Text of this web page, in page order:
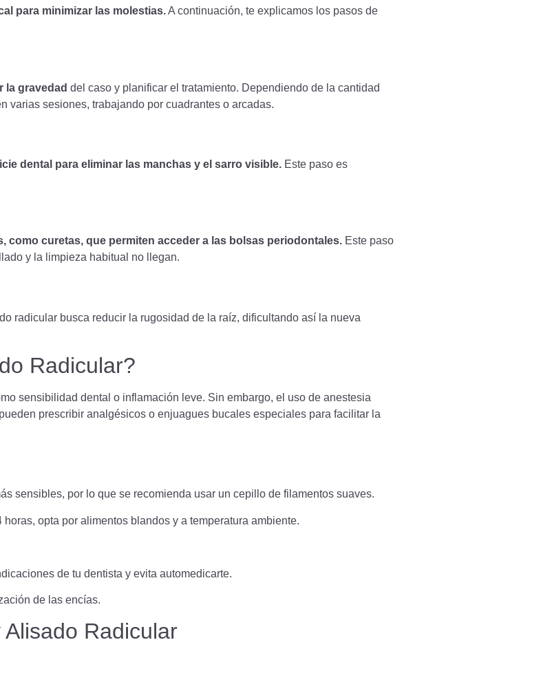
para minimizar las molestias.A continuación, te explicamos los pasos de
la gravedad del caso y planificar el tratamiento. Dependiendo de la cantidad
varias sesiones, trabajando por cuadrantes o arcadas.
dental para eliminar las manchas y el sarro visible. Este paso es
curetas, que permiten acceder a las bolsas periodontales. Este paso
y la limpieza habitual no llegan.
radicular busca reducir la rugosidad de la raíz, dificultando así la nueva
Radicular?
sensibilidad dental o inflamación leve. Sin embargo, el uso de anestesia
prescribir analgésicos o enjuagues bucales especiales para facilitar la
sensibles, por lo que se recomienda usar un cepillo de filamentos suaves.
horas, opta por alimentos blandos y a temperatura ambiente.
de tu dentista y evita automedicarte.
de las encías.
Radicular